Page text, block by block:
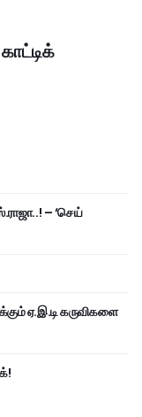
– ‘செய்
ஏ.இ.டி கருவிகளை